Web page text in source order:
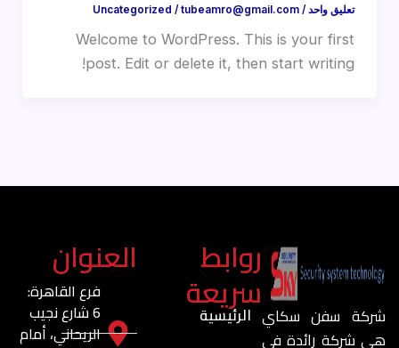
تعليق واحد /
Uncategorized /tubeamro@gmail.com
Welcome to WordPress. This is your first
post. Edit or delete it, then start writing!
شركة سفن سكاي
هي شركة رائدة في
روابط
سريعة
الرئيسية
العنوان
فرع القاهرة:
6 شارع نجيب
الريحاني، أمام